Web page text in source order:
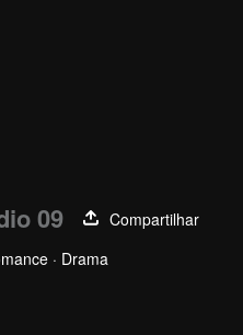
09
Compartilhar
· Drama